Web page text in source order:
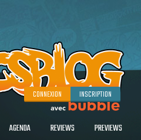
CONNEXION INSCRIPTION
AGENDA REVIEWS PREVIEWS